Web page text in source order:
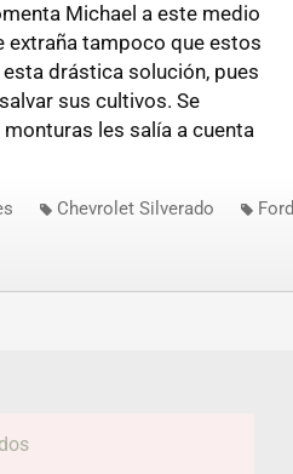
Michael a este medio
extraña tampoco que estos
drástica solución, pues
sus cultivos. Se
les salía a cuenta
Chevrolet Silverado